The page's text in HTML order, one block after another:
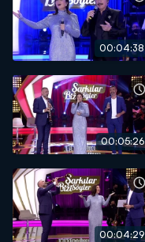
00:04:38
00:05:26
00:04:29